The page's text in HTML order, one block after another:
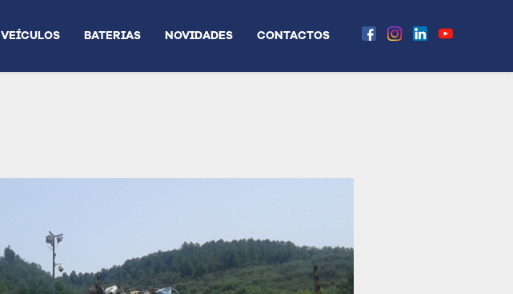
VEÍCULOS BATERIAS NOVIDADES CONTACTOS